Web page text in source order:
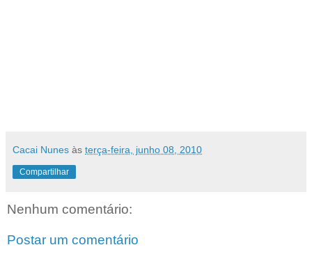
Cacai Nunes às terça-feira, junho 08, 2010
Compartilhar
Nenhum comentário:
Postar um comentário